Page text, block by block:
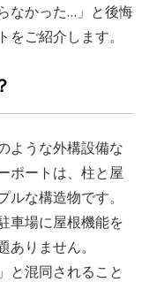
なかった…」と後悔
ご紹介します。
ような外構設備な
ポートは、柱と屋
な構造物です。
車場に屋根機能を
りません。
と混同されること